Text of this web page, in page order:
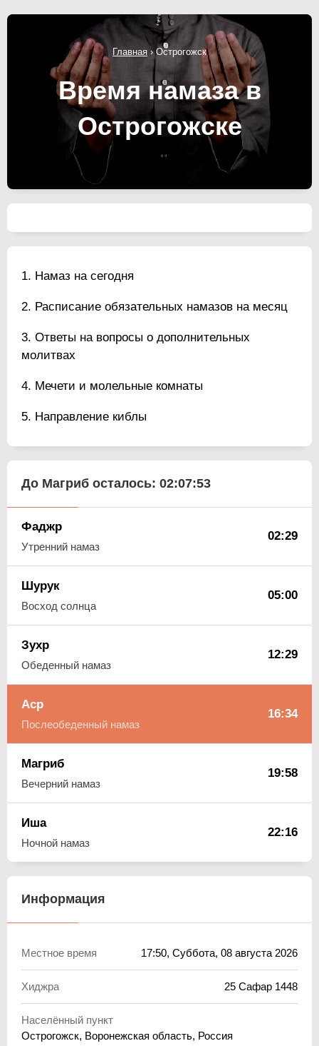
Главная ›Острогожск
Время намаза в
Острогожске
Намаз на сегодня
Расписание обязательных намазов на месяц
Ответы на вопросы о дополнительных
молитвах
Мечети и молельные комнаты
Направление киблы
До Магриб осталось: 02:07:52
Фаджр
Утренний намаз
02:29
Шурук
Восход солнца
05:00
Зухр
Обеденный намаз
12:29
Аср
Послеобеденный намаз
16:34
Магриб
Вечерний намаз
19:58
Иша
Ночной намаз
22:16
Информация
Местное время 17:50, Суббота, 08 августа 2026
Хиджра 25 Сафар 1448
Населённый пункт
Острогожск, Воронежская область, Россия